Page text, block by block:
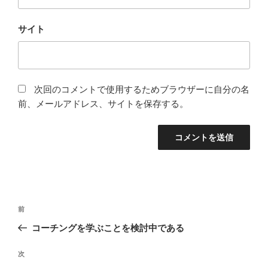
サイト
次回のコメントで使用するためブラウザーに自分の名
前、メールアドレス、サイトを保存する。
投
ビ
前
の
稿
前
コーチングを学ぶことを検討中である
次
次